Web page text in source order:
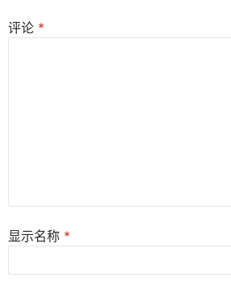
评论 *
显示名称 *